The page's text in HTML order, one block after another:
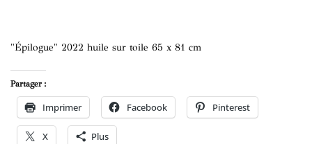
"Épilogue" 2022 huile sur toile 65 x 81 cm
Partager :
Imprimer Facebook Pinterest
X Plus